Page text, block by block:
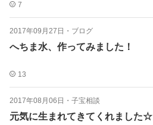
7
2017年09月27日 ・ ブログ
へちま水、作ってみました！
13
2017年08月06日 ・ 子宝相談
元気に生まれてきてくれました☆